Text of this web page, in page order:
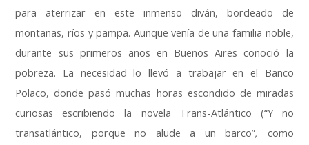
para aterrizar en este inmenso diván, bordeado de
montañas, ríos y pampa. Aunque venía de una familia noble,
durante sus primeros años en Buenos Aires conoció la
pobreza. La necesidad lo llevó a trabajar en el Banco
Polaco, donde pasó muchas horas escondido de miradas
curiosas escribiendo la novela Trans-Atlántico (“Y no
transatlántico, porque no alude a un barco”, como